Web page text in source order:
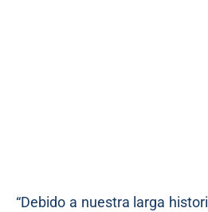
“Debido a nuestra larga